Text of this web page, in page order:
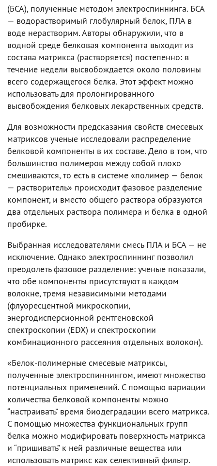
(БСА), полученные методом электроспиннинга. БСА
— водорастворимый глобулярный белок, ПЛА в
воде нерастворим. Авторы обнаружили, что в
водной среде белковая компонента выходит из
состава матрикса (растворяется) постепенно: в
течение недели высвобождается около половины
всего содержащегося белка. Этот эффект можно
использовать для пролонгированного
высвобождения белковых лекарственных средств.
Для возможности предсказания свойств смесевых
матриксов ученые исследовали распределение
белковой компоненты в их составе. Дело в том, что
большинство полимеров между собой плохо
смешиваются, то есть в системе «полимер — белок
— растворитель» происходит фазовое разделение
компонент, и вместо общего раствора образуются
два отдельных раствора полимера и белка в одной
пробирке.
Выбранная исследователями смесь ПЛА и БСА — не
исключение. Однако электроспиннинг позволил
преодолеть фазовое разделение: ученые показали,
что обе компоненты присутствуют в каждом
волокне, тремя независимыми методами
(флуоресцентной микроскопии,
энергодисперсионной рентгеновской
спектроскопии (EDX) и спектроскопии
комбинационного рассеяния отдельных волокон).
«Белок-полимерные смесевые матриксы,
полученные электроспиннингом, имеют множество
потенциальных применений. С помощью вариации
количества белковой компоненты можно
“настраивать” время биодеградации всего матрикса.
С помощью множества функциональных групп
белка можно модифировать поверхность матрикса
и “пришивать” к ней различные вещества или
использовать матрикс как селективный фильтр.